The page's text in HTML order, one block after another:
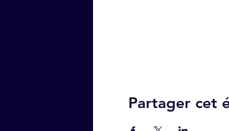
Partager cet